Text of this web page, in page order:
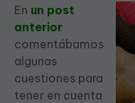
En un post
anterior
comentábamos
algunas
cuestiones para
tener en cuenta